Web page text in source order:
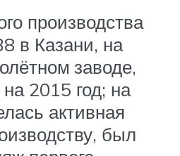
производства
в Казани, на
заводе,
2015 год; на
активная
был